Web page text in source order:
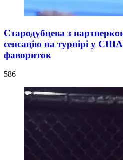
Стародубцева з
сенсацію на турнірі у
фавориток
586